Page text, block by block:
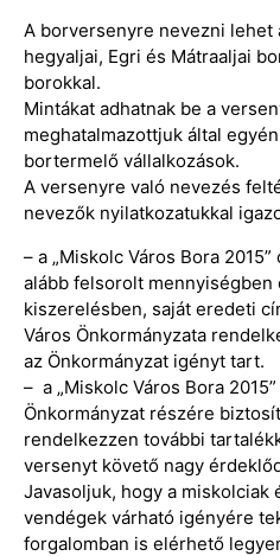
A borversenyre nevezni lehet
hegyaljai, Egri és Mátraaljai
borokkal.
Mintákat adhatnak be a
meghatalmazottjuk által
bortermelő vállalkozások.
A versenyre való nevezés
nevezők nyilatkozatukkal
– a „Miskolc Város Bora
alább felsorolt mennyiségben
kiszerelésben, saját eredeti
Város Önkormányzata
az Önkormányzat igényt tart.
– a „Miskolc Város Bora
Önkormányzat részére
rendelkezzen további
versenyt követő nagy
Javasoljuk, hogy a miskolciak
vendégek várható igényére
forgalomban is elérhető